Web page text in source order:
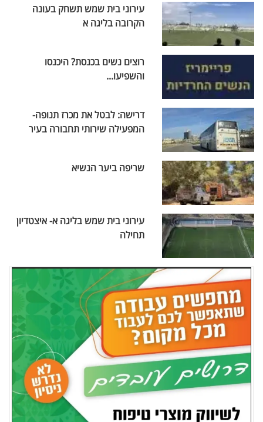
עירוני בית שמש תשחק בעונה
הקרובה בליגה א
רוצים נשים בכנסת? היכנסו
והשפיעו...
דרישה: לבטל את מכרז תנופה-
המפעילה שירותי תחבורה בעיר
שריפה ביער הנשיא
עירוני בית שמש בליגה א- איצטדיון
תחילה